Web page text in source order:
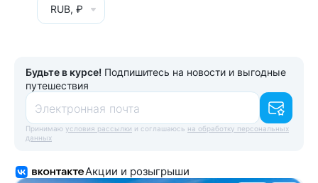
RUB, ₽
Будьте в курсе! Подпишитесь на новости и выгодные
путешествия
Электронная почта
Принимаю условия рассылки и соглашаюсь на обработку персональных
данных
Акции и розыгрыши